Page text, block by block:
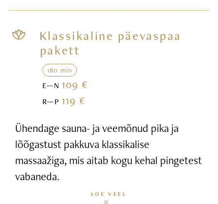
Klassikaline päevaspaa
pakett
180 min
E—N109 €
R—P119 €
Ühendage sauna- ja veemõnud pika ja
lõõgastust pakkuva klassikalise
massaažiga, mis aitab kogu kehal pingetest
vabaneda.
LOE VEEL